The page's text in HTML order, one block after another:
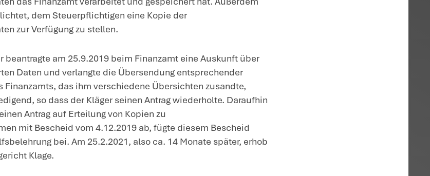
einer Auskunft ab, welche Daten das
ihn gespeichert hat, kann sich der
hiergegen vor Gericht wehren. Er muss die
der Klagefrist erheben.
– XI R 9/22; NWB
: Nach den Regelungen des Datenschutzes hat ein Steuerpflichtiger das